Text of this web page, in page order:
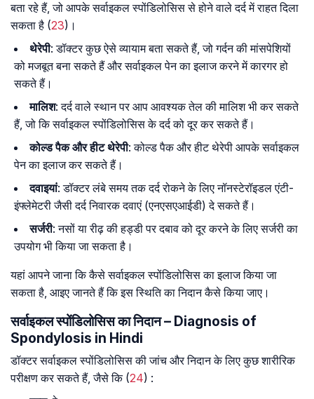
बता रहे हैं, जो आपके सर्वाइकल स्पोंडिलोसिस से होने वाले दर्द में राहत दिला
सकता है (23)।
थेरेपी: डॉक्टर कुछ ऐसे व्यायाम बता सकते हैं, जो गर्दन की मांसपेशियों
को मजबूत बना सकते हैं और सर्वाइकल पेन का इलाज करने में कारगर हो
सकते हैं।
मालिश: दर्द वाले स्थान पर आप आवश्यक तेल की मालिश भी कर सकते
हैं, जो कि सर्वाइकल स्पोंडिलोसिस के दर्द को दूर कर सकते हैं।
कोल्ड पैक और हीट थेरेपी: कोल्ड पैक और हीट थेरेपी आपके सर्वाइकल
पेन का इलाज कर सकते हैं।
दवाइयां: डॉक्टर लंबे समय तक दर्द रोकने के लिए नॉनस्टेरॉइडल एंटी-
इंफ्लेमेटरी जैसी दर्द निवारक दवाएं (एनएसएआईडी) दे सकते हैं।
सर्जरी: नसों या रीढ़ की हड्डी पर दबाव को दूर करने के लिए सर्जरी का
उपयोग भी किया जा सकता है।
यहां आपने जाना कि कैसे सर्वाइकल स्पोंडिलोसिस का इलाज किया जा
सकता है, आइए जानते हैं कि इस स्थिति का निदान कैसे किया जाए।
सर्वाइकल स्पोंडिलोसिस का निदान – Diagnosis of
Spondylosis in Hindi
डॉक्टर सर्वाइकल स्पोंडिलोसिस की जांच और निदान के लिए कुछ शारीरिक
परीक्षण कर सकते हैं, जैसे कि (24) :